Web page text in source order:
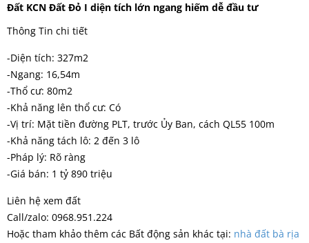
Đất KCN Đất Đỏ I diện tích lớn ngang hiếm dễ đầu tư
Thông Tin chi tiết
-Diện tích: 327m2
-Ngang: 16,54m
-Thổ cư: 80m2
-Khả năng lên thổ cư: Có
-Vị trí: Mặt tiền đường PLT, trước Ủy Ban, cách QL55 100m
-Khả năng tách lô: 2 đến 3 lô
-Pháp lý: Rõ ràng
-Giá bán: 1 tỷ 890 triệu
Liên hệ xem đất
Call/zalo: 0968.951.224
Hoặc tham khảo thêm các Bất động sản khác tại: nhà đất bà rịa